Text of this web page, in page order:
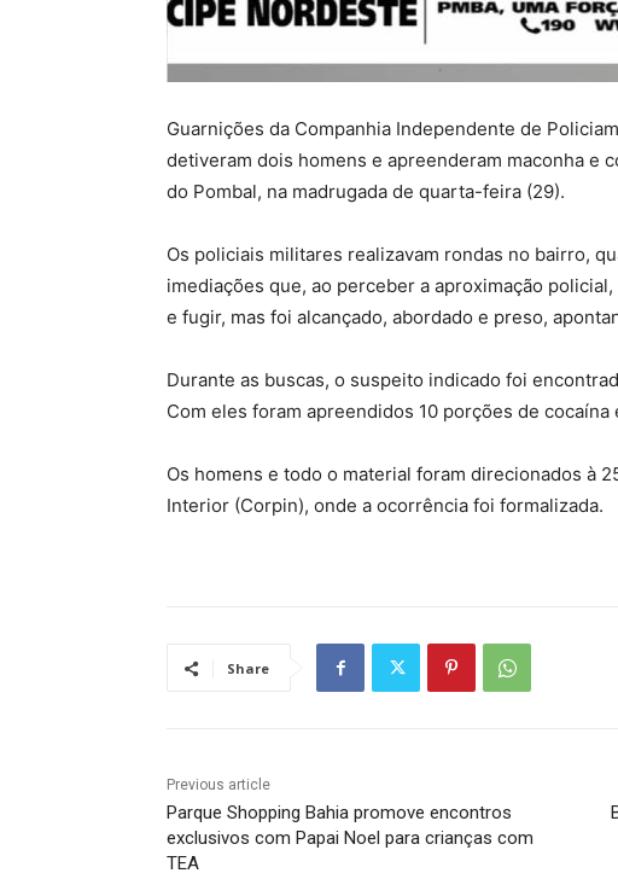
Guarnições da Companhia Independente de
detiveram dois homens e apreenderam maconha e
do Pombal, na madrugada de quarta-feira (29).
Os policiais militares realizavam rondas no bairro,
imediações que, ao perceber a aproximação
e fugir, mas foi alcançado, abordado e preso,
Durante as buscas, o suspeito indicado foi
Com eles foram apreendidos 10 porções de cocaína
Os homens e todo o material foram direcionados à
Interior (Corpin), onde a ocorrência foi formalizada.
Share
Previous article
Parque Shopping Bahia promove encontros
exclusivos com Papai Noel para crianças com
TEA